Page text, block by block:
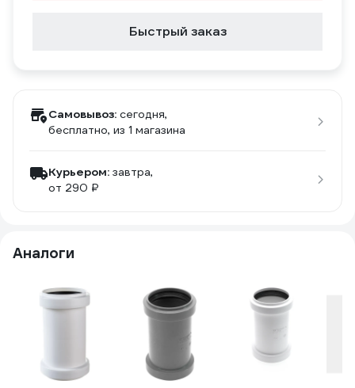
Быстрый заказ
Самовывоз: сегодня,
бесплатно, из 1 магазина
Курьером: завтра,
от 290 ₽
Аналоги